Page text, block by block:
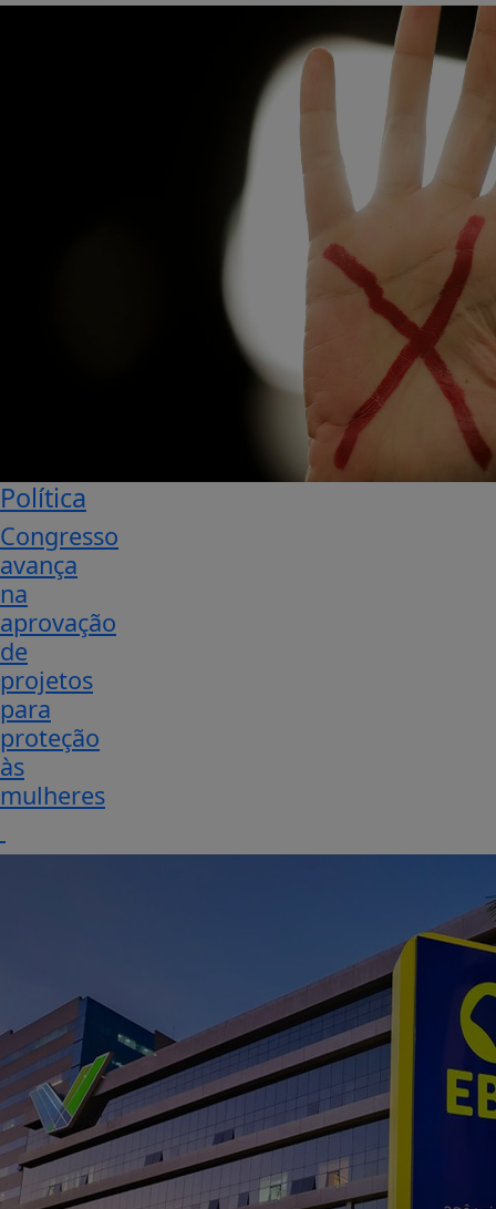
Política
Congresso
avança
na
aprovação
de
projetos
para
proteção
às
mulheres